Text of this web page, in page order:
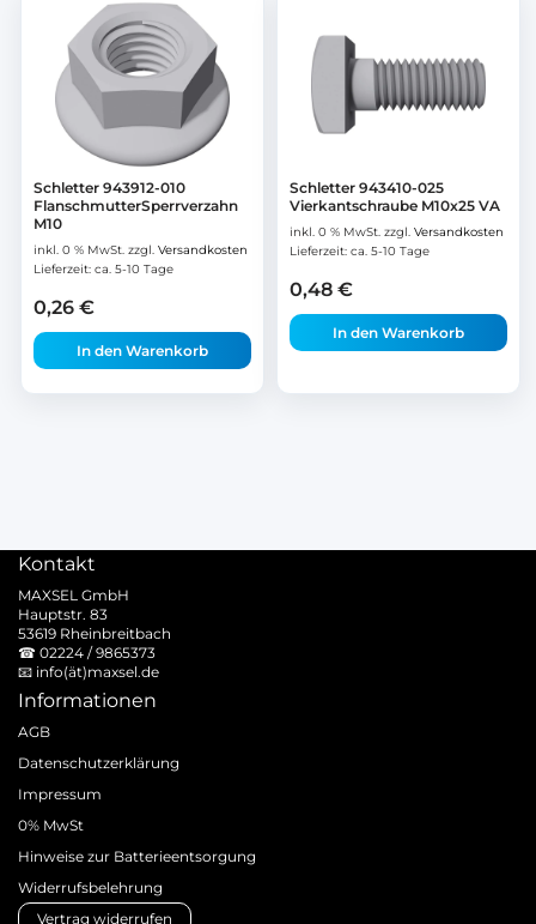
Schletter 943912-010
FlanschmutterSperrverzahn
M10
inkl. 0 % MwSt. zzgl. Versandkosten
Lieferzeit: ca. 5-10 Tage
0,26 €
In den Warenkorb
Schletter 943410-025
Vierkantschraube M10x25 VA
inkl. 0 % MwSt. zzgl. Versandkosten
Lieferzeit: ca. 5-10 Tage
0,48 €
In den Warenkorb
Kontakt
MAXSEL GmbH
Hauptstr. 83
53619 Rheinbreitbach
☎ 02224 / 9865373
📧 info(ät)maxsel.de
Informationen
AGB
Datenschutzerklärung
Impressum
0% MwSt
Hinweise zur Batterieentsorgung
Widerrufsbelehrung
Vertrag widerrufen